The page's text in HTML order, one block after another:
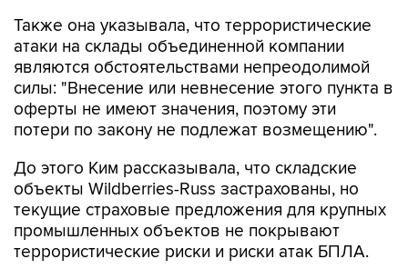
Также она указывала, что террористические
атаки на склады объединенной компании
являются обстоятельствами непреодолимой
силы: "Внесение или невнесение этого пункта в
оферты не имеют значения, поэтому эти
потери по закону не подлежат возмещению".
До этого Ким рассказывала, что складские
объекты Wildberries-Russ застрахованы, но
текущие страховые предложения для крупных
промышленных объектов не покрывают
террористические риски и риски атак БПЛА.